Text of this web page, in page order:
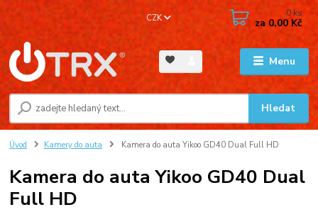
Menu
CZK
Hledat
0ks
za 0,00 Kč
Úvod Kamery do auta Kamera do auta Yikoo GD40 Dual Full HD
Kamera do auta Yikoo GD40 Dual
Full HD